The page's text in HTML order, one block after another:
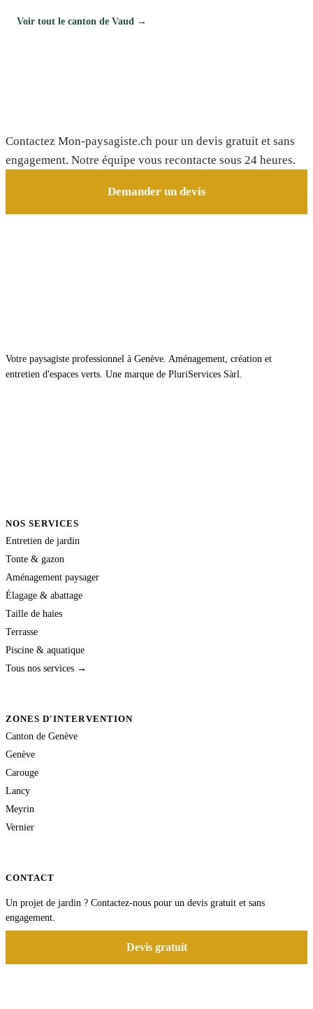
Voir tout le canton de Vaud →
Contactez Mon-paysagiste.ch pour un devis gratuit et sans
engagement. Notre équipe vous recontacte sous 24 heures.
Demander un devis
Votre paysagiste professionnel à Genève. Aménagement, création et
entretien d'espaces verts. Une marque de PluriServices Sàrl.
NOS SERVICES
Entretien de jardin
Tonte & gazon
Aménagement paysager
Élagage & abattage
Taille de haies
Terrasse
Piscine & aquatique
Tous nos services →
ZONES D'INTERVENTION
Canton de Genève
Genève
Carouge
Lancy
Meyrin
Vernier
CONTACT
Un projet de jardin ? Contactez-nous pour un devis gratuit et sans
engagement.
Devis gratuit